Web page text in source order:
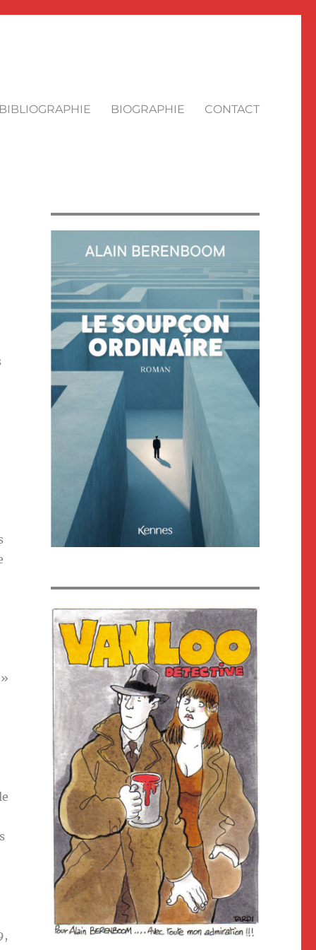
BIOGRAPHIE CONTACT